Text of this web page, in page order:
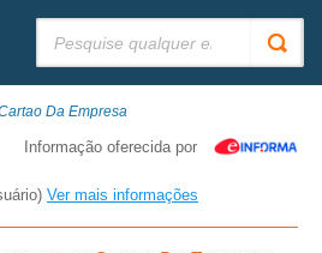
Da Empresa
Informação oferecida por
Ver mais informações